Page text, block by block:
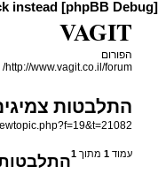
[phpBB Debug] PHP Warning
instead
VAGIT
הפורום
http://www.vagit.co.il/forum/
התלבטות צמיגים
עמוד1 מתוך1התלבטות